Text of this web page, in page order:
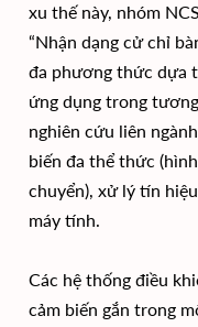
xu thế này, nhóm
“Nhận dạng cử chỉ
đa phương thức dựa
ứng dụng trong
nghiên cứu liên
biến đa thể thức
chuyển), xử lý tín
máy tính.
Các hệ thống điều
cảm biến gắn trong